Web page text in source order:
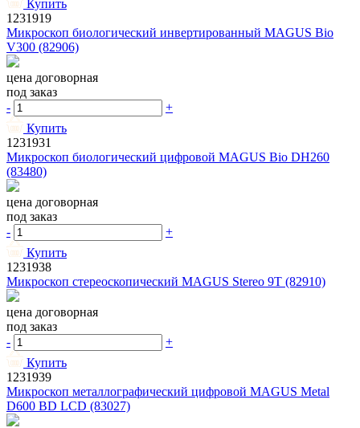
Купить
1231919
Микроскоп биологический инвертированный MAGUS Bio
V300 (82906)
цена договорная
под заказ
-
+
Купить
1231931
Микроскоп биологический цифровой MAGUS Bio DH260
(83480)
цена договорная
под заказ
-
+
Купить
1231938
Микроскоп стереоскопический MAGUS Stereo 9T (82910)
цена договорная
под заказ
-
+
Купить
1231939
Микроскоп металлографический цифровой MAGUS Metal
D600 BD LCD (83027)